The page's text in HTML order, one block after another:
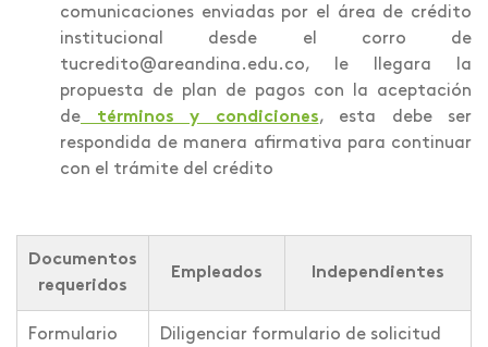
comunicaciones enviadas por el área de crédito
institucional desde el corro de
tucredito@areandina.edu.co, le llegara la
propuesta de plan de pagos con la aceptación
de términos y condiciones, esta debe ser
respondida de manera afirmativa para continuar
con el trámite del crédito
Documentos
requeridos
Empleados Independientes
Formulario
Diligenciar formulario de solicitud